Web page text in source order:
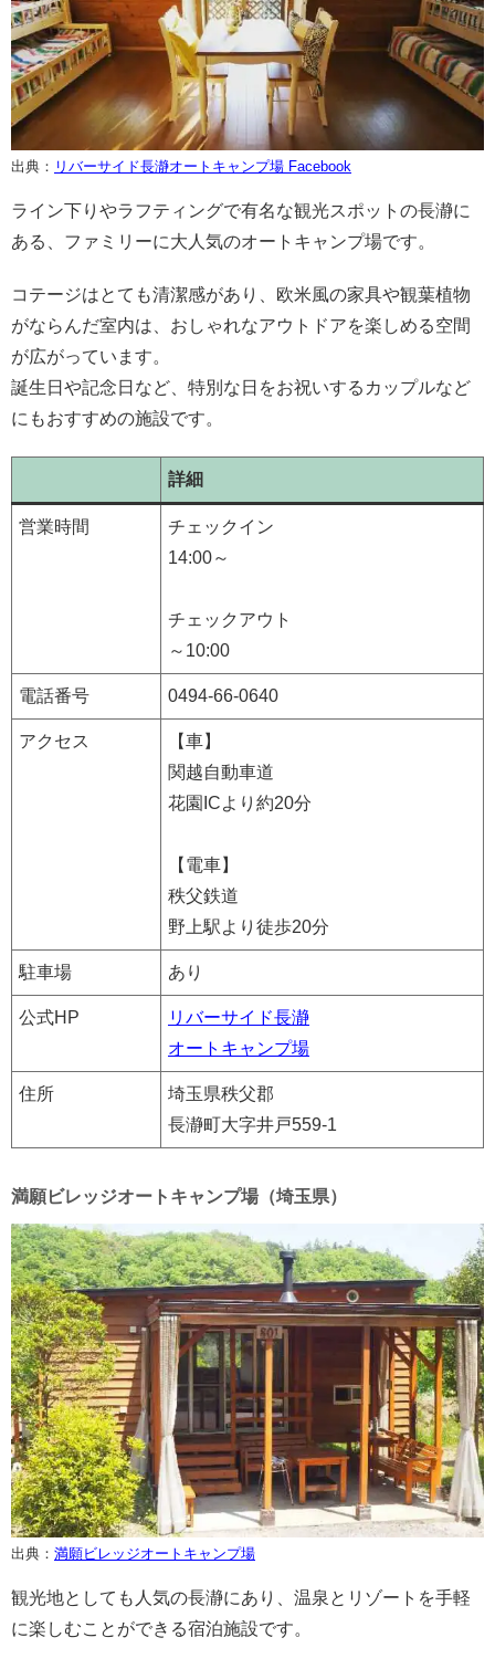
出典： リバーサイド長瀞オートキャンプ場 Facebook
ライン下りやラフティングで有名な観光スポットの長瀞に
ある、ファミリーに大人気のオートキャンプ場です。
コテージはとても清潔感があり、欧米風の家具や観葉植物
がならんだ室内は、おしゃれなアウトドアを楽しめる空間
が広がっています。
誕生日や記念日など、特別な日をお祝いするカップルなど
にもおすすめの施設です。
詳細
営業時間
チェックイン
14:00～
チェックアウト
～10:00
電話番号 0494-66-0640
アクセス
【車】
関越自動車道
花園ICより約20分
【電車】
秩父鉄道
野上駅より徒歩20分
駐車場 あり
公式HP
リバーサイド長瀞
オートキャンプ場
住所
埼玉県秩父郡
長瀞町大字井戸559-1
満願ビレッジオートキャンプ場（埼玉県）
出典： 満願ビレッジオートキャンプ場
観光地としても人気の長瀞にあり、温泉とリゾートを手軽
に楽しむことができる宿泊施設です。